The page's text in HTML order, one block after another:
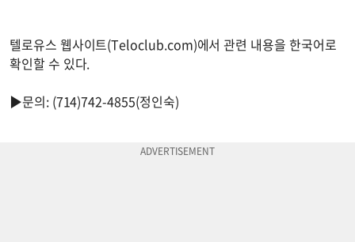
텔로유스 웹사이트(Teloclub.com)에서 관련 내용을 한국어로
확인할 수 있다.
▶문의: (714)742-4855(정인숙)